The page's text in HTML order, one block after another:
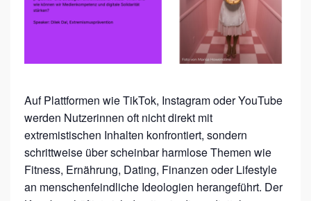
W
V
S
,
M
A
N
Auf Plattformen wie TikTok, Instagram oder YouTube
werden Nutzerinnen oft nicht direkt mit
extremistischen Inhalten konfrontiert, sondern
schrittweise über scheinbar harmlose Themen wie
Fitness, Ernährung, Dating, Finanzen oder Lifestyle
an menschenfeindliche Ideologien herangeführt. Der